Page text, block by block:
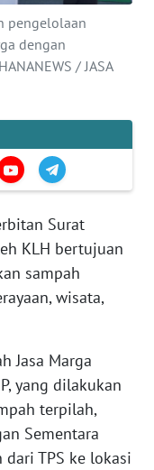
pengelolaan
dengan
/ JASA
Surat
KLH bertujuan
sampah
wisata,
Jasa Marga
yang dilakukan
terpilah,
Sementara
dari TPS ke lokasi